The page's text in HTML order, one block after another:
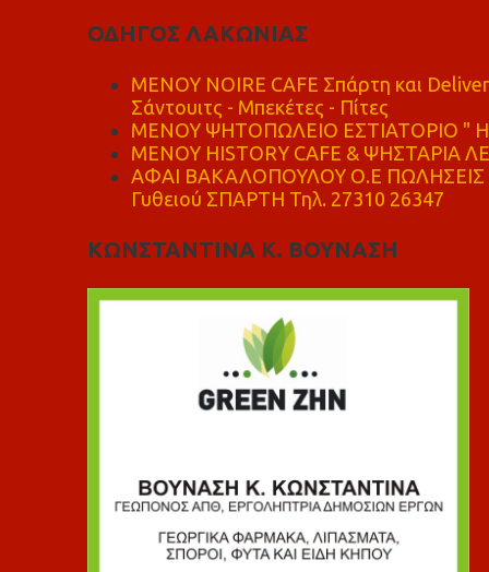
ΟΔΗΓΟΣ ΛΑΚΩΝΙΑΣ
MENOY NOIRE CAFE Σπάρτη και
Σάντουιτς - Μπεκέτες - Πίτες
ΜΕΝΟΥ ΨΗΤΟΠΩΛΕΙΟ ΕΣΤΙΑΤΟΡΙΟ "
ΜΕΝΟΥ HISTORY CAFE & ΨΗΣΤΑΡΙΑ
ΑΦΑΙ ΒΑΚΑΛΟΠΟΥΛΟΥ Ο.Ε ΠΩΛΗΣΕΙΣ
Γυθειού ΣΠΑΡΤΗ Τηλ. 27310 26347
ΚΩΝΣΤΑΝΤΙΝΑ Κ. ΒΟΥΝΑΣΗ